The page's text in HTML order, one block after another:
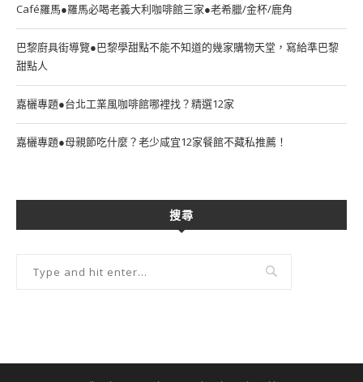
Café羅馬●羅馬必喝老義大利咖啡館三家●老希臘/金杯/鹿角
巴黎廚具街導覽●巴黎學甜點不能不知道的幾家購物天堂，寫給準巴黎
甜點人
嘉欐專題●台北工業風咖啡館哪裡找？精選12家
嘉欐專題●母親節吃什麼？老少咸宜12家餐館不藏私推薦！
搜尋